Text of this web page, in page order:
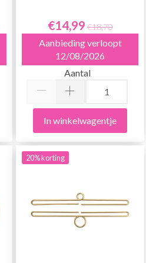
€14,99 €18,70
Aanbieding verloopt
12/08/2026
Aantal
In winkelwagentje
20% korting